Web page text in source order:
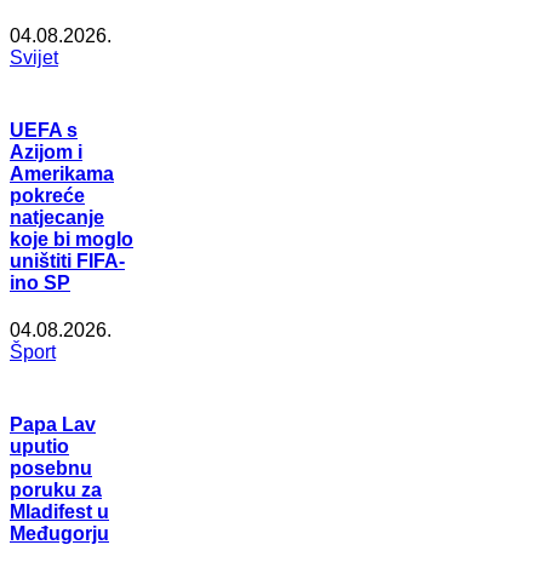
04.08.2026.
Svijet
UEFA s
Azijom i
Amerikama
pokreće
natjecanje
koje bi moglo
uništiti FIFA-
ino SP
04.08.2026.
Šport
Papa Lav
uputio
posebnu
poruku za
Mladifest u
Međugorju